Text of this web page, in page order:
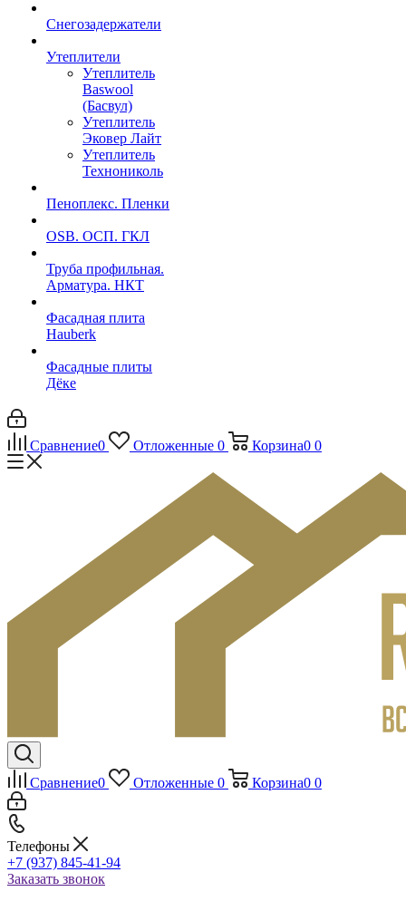
Снегозадержатели
Утеплители
Утеплитель
Baswool
(Басвул)
Утеплитель
Эковер Лайт
Утеплитель
Технониколь
Пеноплекс. Пленки
OSB. ОСП. ГКЛ
Труба профильная.
Арматура. НКТ
Фасадная плита
Hauberk
Фасадные плиты
Дёке
Сравнение0 Отложенные 0 Корзина0 0
Сравнение0 Отложенные 0 Корзина0 0
Телефоны
+7 (937) 845-41-94
Заказать звонок